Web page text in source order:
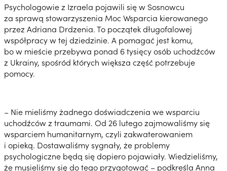
Psychologowie z Izraela pojawili się w Sosnowcu
za sprawą stowarzyszenia Moc Wsparcia kierowanego
przez Adriana Drdzenia. To początek długofalowej
współpracy w tej dziedzinie. A pomagać jest komu,
bo w mieście przebywa ponad 6 tysięcy osób uchodźców
z Ukrainy, spośród których większa część potrzebuje
pomocy.
– Nie mieliśmy żadnego doświadczenia we wsparciu
uchodźców z traumami. Od 26 lutego zajmowaliśmy się
wsparciem humanitarnym, czyli zakwaterowaniem
i opieką. Dostawaliśmy sygnały, że problemy
psychologiczne będą się dopiero pojawiały. Wiedzieliśmy,
że musieliśmy się do tego przygotować – podkreśla Anna